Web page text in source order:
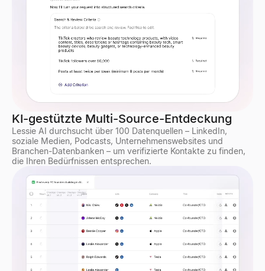
KI-gestützte Multi-Source-Entdeckung
Lessie AI durchsucht über 100 Datenquellen – LinkedIn,
soziale Medien, Podcasts, Unternehmenswebsites und
Branchen-Datenbanken – um verifizierte Kontakte zu finden,
die Ihren Bedürfnissen entsprechen.